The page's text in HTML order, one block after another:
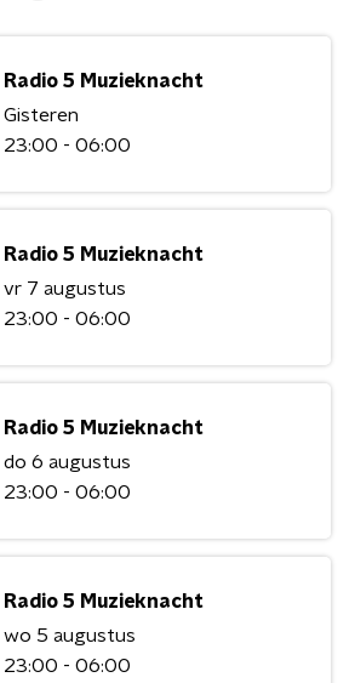
Radio 5 Muzieknacht
Gisteren
23:00 - 06:00
Radio 5 Muzieknacht
vr 7 augustus
23:00 - 06:00
Radio 5 Muzieknacht
do 6 augustus
23:00 - 06:00
Radio 5 Muzieknacht
wo 5 augustus
23:00 - 06:00